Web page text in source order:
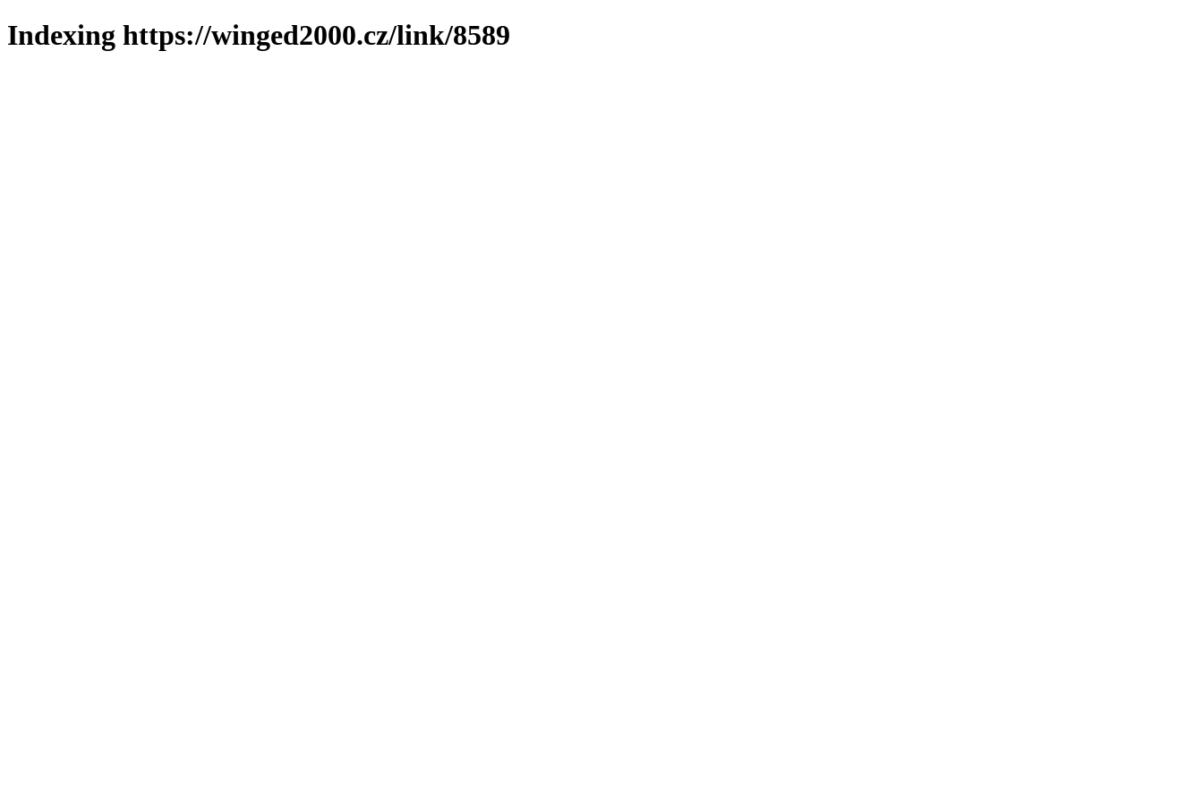
Indexing https://winged2000.cz/link/8589